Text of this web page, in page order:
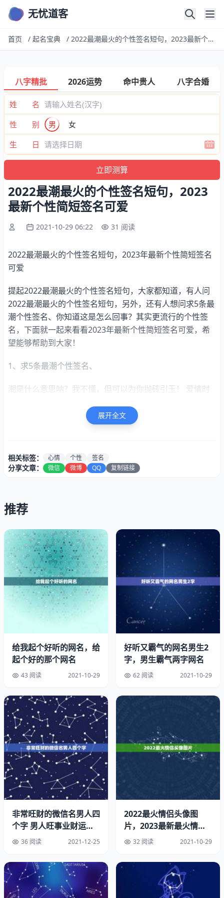
无忧道客
首页 / 起名宝典 / 2022最潮最火的个性签名短句，2023最新个性简短签名可爱
八字精批 2026运势 命中贵人 八字合婚
姓 名
性 别
男
女
生 日
2022最潮最火的个性签名短句，2023
最新个性简短签名可爱
2021-10-29 06:22 31 阅读
2022最潮最火的个性签名短句，2023年最新个性简短签名
可爱
提起2022最潮最火的个性签名短句，大家都知道，有人问
2022最潮最火的个性签名短句，另外，还有人想问求5条最
潮个性签名、你知道这是怎么回事？其实更流行的个性签
名，下面就一起来看看2023年最新个性简短签名可爱，希
望能够帮助到大家！
1、求5条最潮个性签名、
潮是什么意思呐？我不懂，但可以为你抛砖引玉！ 爱情时
痕，云过无影，而我走过，却会留下一份份情债，一个个伤
心欲死的美人！ 念今生，谁舍谁收；哭也好，笑也罢，都
2、更流行的个性签名
◆成熟不是人的心变老，是泪在打转还能微笑。
◆你若流泪，先湿的是我的心。
◆有些人说不出哪里好，但就是谁都替代不了！
◆选择最淡的心事，诠释坎坷的人生。
◆心若一动，泪就千行。
◆走得最急的，都是最美的风景；伤得最深的，也总是那些
◆过去的一页，能不翻就不要翻，翻落了灰尘会迷了双眼。
展开全文
相关标签： 心情 个性 签名
分享文章： 微信 微博 QQ 复制链接
推荐
给我起个好听的网名，给
起个好的那个网名
43 阅读 2021-10-29
好听又霸气的网名男生2
字，男生霸气两字网名
62 阅读 2021-10-29
非常旺财的微信名男人四
个字 男人旺事业财运的
名字36 阅读 2021-12-25
2022最火情侣头像图
片，2023最新最火情侣
头像32 阅读 2021-10-29